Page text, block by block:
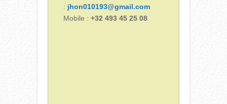
: jhon010193@gmail.com
Mobile : +32 493 45 25 08